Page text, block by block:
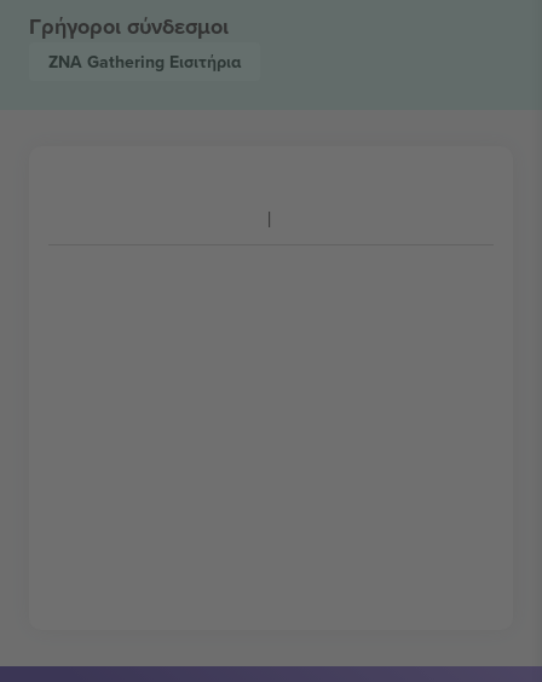
Γρήγοροι σύνδεσμοι
ZNA Gathering Εισιτήρια